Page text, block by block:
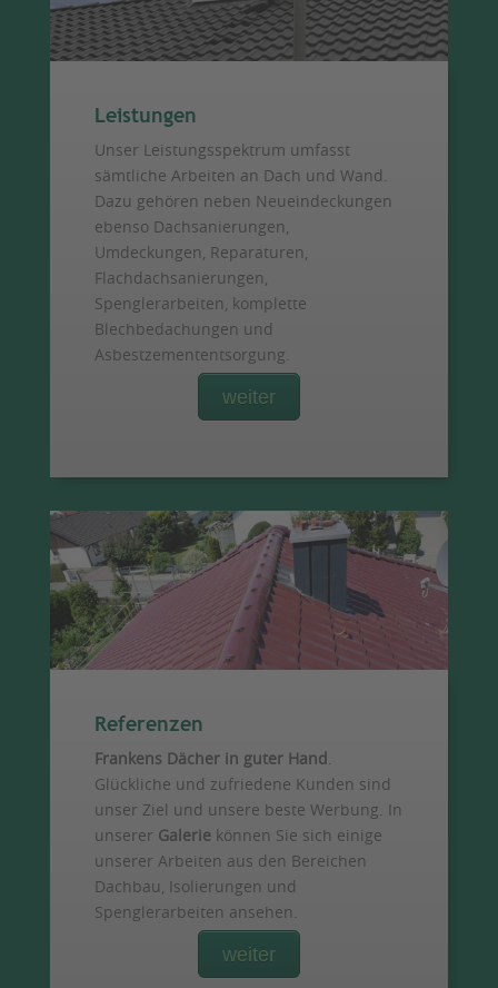
Leistungen
Unser Leistungsspektrum umfasst
sämtliche Arbeiten an Dach und Wand.
Dazu gehören neben Neueindeckungen
ebenso Dachsanierungen,
Umdeckungen, Reparaturen,
Flachdachsanierungen,
Spenglerarbeiten, komplette
Blechbedachungen und
Asbestzemententsorgung.
weiter
Referenzen
Frankens Dächer in guter Hand
Glückliche und zufriedene Kunden sind
unser Ziel und unsere beste Werbung. In
unserer Galeriekönnen Sie sich einige
unserer Arbeiten aus den Bereichen
Dachbau, Isolierungen und
Spenglerarbeiten ansehen.
weiter